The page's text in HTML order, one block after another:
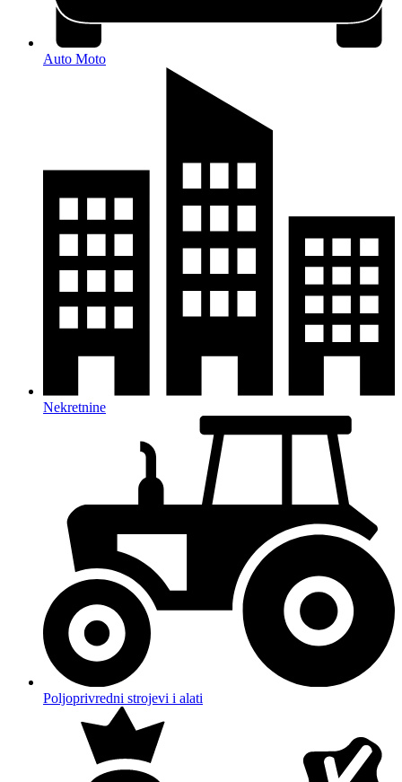
Auto Moto
Nekretnine
Poljoprivredni strojevi i alati